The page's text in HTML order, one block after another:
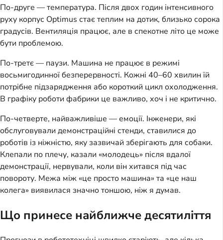
По-друге — температура. Після двох годин інтенсивного
руху корпус Optimus стає теплим на дотик, близько сорока
градусів. Вентиляція працює, але в спекотне літо це може
бути проблемою.
По-третє — паузи. Машина не працює в режимі
восьмигодинної безперервності. Кожні 40–60 хвилин їй
потрібне підзарядження або короткий цикл охолодження.
В графіку роботи фабрики це важливо, хоч і не критично.
По-четверте, найважливіше — емоції. Інженери, які
обслуговували демонстраційні стенди, ставилися до
роботів із ніжністю, яку зазвичай зберігають для собаки.
Клепали по плечу, казали «молодець» після вдалої
демонстрації, нервували, коли він хитався під час
повороту. Межа між «це просто машина» та «це наш
колега» виявилася значно тоншою, ніж я думав.
Що принесе найближче десятиліття